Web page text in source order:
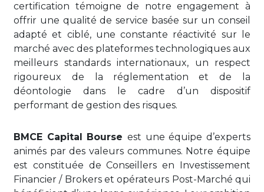
certification témoigne de notre engagement à
offrir une qualité de service basée sur un conseil
adapté et ciblé, une constante réactivité sur le
marché avec des plateformes technologiques aux
meilleurs standards internationaux, un respect
rigoureux de la réglementation et de la
déontologie dans le cadre d’un dispositif
performant de gestion des risques.
BMCE Capital Bourse est une équipe d’experts
animés par des valeurs communes. Notre équipe
est constituée de Conseillers en Investissement
Financier / Brokers et opérateurs Post-Marché qui